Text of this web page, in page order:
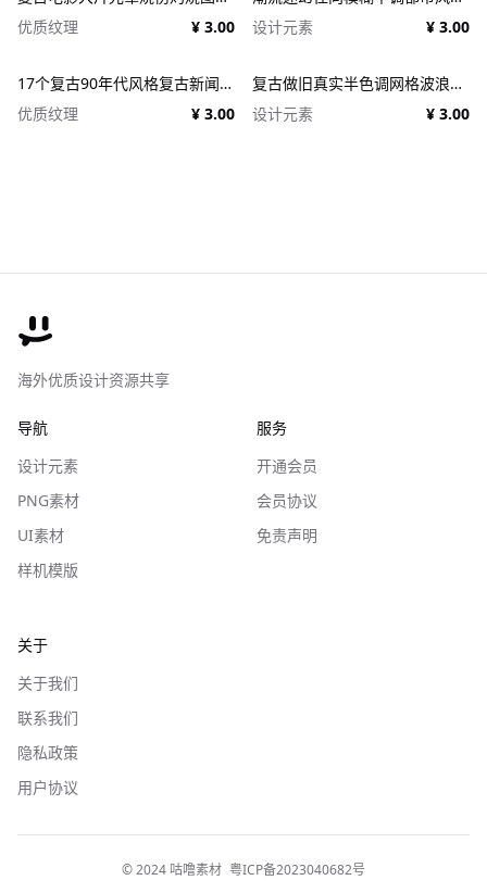
优质纹理
¥ 3.00
设计元素
¥ 3.00
17个复古90年代风格复古新闻纸纹理广告PSD模板 1950s Style Retro Ad Templates
优质纹理
¥ 3.00
复古做旧真实半色调网格波浪印刷肌理特效PSD设计图片照片处理特效生成器 Goblin Printer - Halftone Effects
设计元素
¥ 3.00
海外优质设计资源共享
导航
设计元素
PNG素材
UI素材
样机模版
服务
开通会员
会员协议
免责声明
关于
关于我们
联系我们
隐私政策
用户协议
© 2024 咕噜素材 粤ICP备2023040682号